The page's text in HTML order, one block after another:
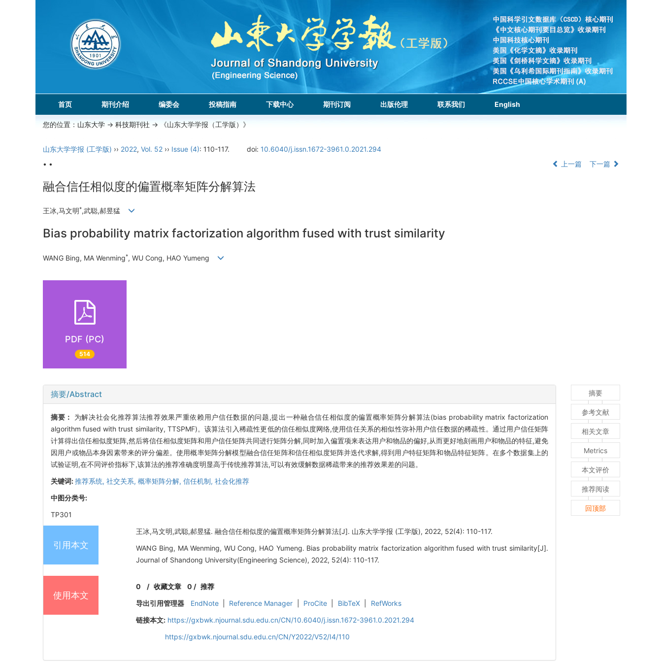
首页 期刊介绍 编委会 投稿指南 下载中心 期刊订阅 出版伦理 联系我们 English
您的位置： 山东大学 -> 科技期刊社 -> 《山东大学学报（工学版）》
山东大学学报 (工学版) ›› 2022, Vol. 52 ›› Issue (4): 110-117. doi: 10.6040/j.issn.1672-3961.0.2021.294
• •
上一篇 下一篇
融合信任相似度的偏置概率矩阵分解算法
王冰,马文明*,武聪,郝昱猛
Bias probability matrix factorization algorithm fused with trust similarity
WANG Bing, MA Wenming*, WU Cong, HAO Yumeng
PDF (PC)
514
摘要/Abstract
摘要： 为解决社会化推荐算法推荐效果严重依赖用户信任数据的问题,提出一种融合信任相似度的偏置概率矩阵分解算法(bias probability matrix factorization
algorithm fused with trust similarity, TTSPMF)。该算法引入稀疏性更低的信任相似度网络,使用信任关系的相似性弥补用户信任数据的稀疏性。通过用户信任矩阵
计算得出信任相似度矩阵,然后将信任相似度矩阵和用户信任矩阵共同进行矩阵分解,同时加入偏置项来表达用户和物品的偏好,从而更好地刻画用户和物品的特征,避免
因用户或物品本身因素带来的评分偏差。使用概率矩阵分解模型融合信任矩阵和信任相似度矩阵并迭代求解,得到用户特征矩阵和物品特征矩阵。在多个数据集上的
试验证明,在不同评价指标下,该算法的推荐准确度明显高于传统推荐算法,可以有效缓解数据稀疏带来的推荐效果差的问题。
关键词:推荐系统, 社交关系, 概率矩阵分解, 信任机制, 社会化推荐
中图分类号:
TP301
引用本文
王冰,马文明,武聪,郝昱猛. 融合信任相似度的偏置概率矩阵分解算法[J]. 山东大学学报 (工学版), 2022, 52(4): 110-117.
WANG Bing, MA Wenming, WU Cong, HAO Yumeng. Bias probability matrix factorization algorithm fused with trust similarity[J].
Journal of Shandong University(Engineering Science), 2022, 52(4): 110-117.
使用本文
0 /收藏文章 0 / 推荐
导出引用管理器
EndNote Reference Manager ProCite BibTeX
RefWorks
链接本文: https://gxbwk.njournal.sdu.edu.cn/CN/10.6040/j.issn.1672-3961.0.2021.294
https://gxbwk.njournal.sdu.edu.cn/CN/Y2022/V52/I4/110
摘要
参考文献
相关文章
Metrics
本文评价
推荐阅读
回顶部